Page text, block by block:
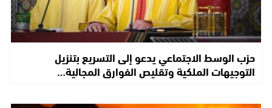
حزب الوسط الاجتماعي يدعو إلى التسريع بتنزيل
التوجيهات الملكية وتقليص الفوارق المجالية…